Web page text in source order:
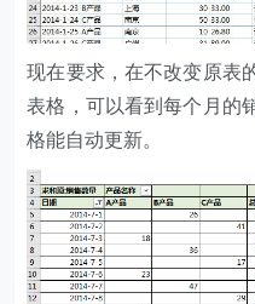
现在要求，在不改变原表
表格，可以看到每个月的
格能自动更新。